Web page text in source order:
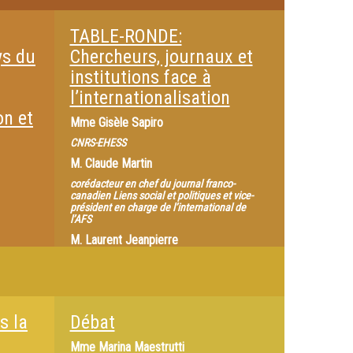
du
et
TABLE-RONDE:
Chercheurs, journaux et
institutions face à
l’internationalisation
Mme Gisèle Sapiro
CNRS-EHESS
M. Claude Martin
corédacteur en chef du journal franco-
canadien Liens social et politiques et vice-
président en charge de l’international de
l’AFS
M. Laurent Jeanpierre
À la suite des présentations de première
partie, la table-ronde vise à ouvrir une
la
Débat
Mme Marina Maestrutti